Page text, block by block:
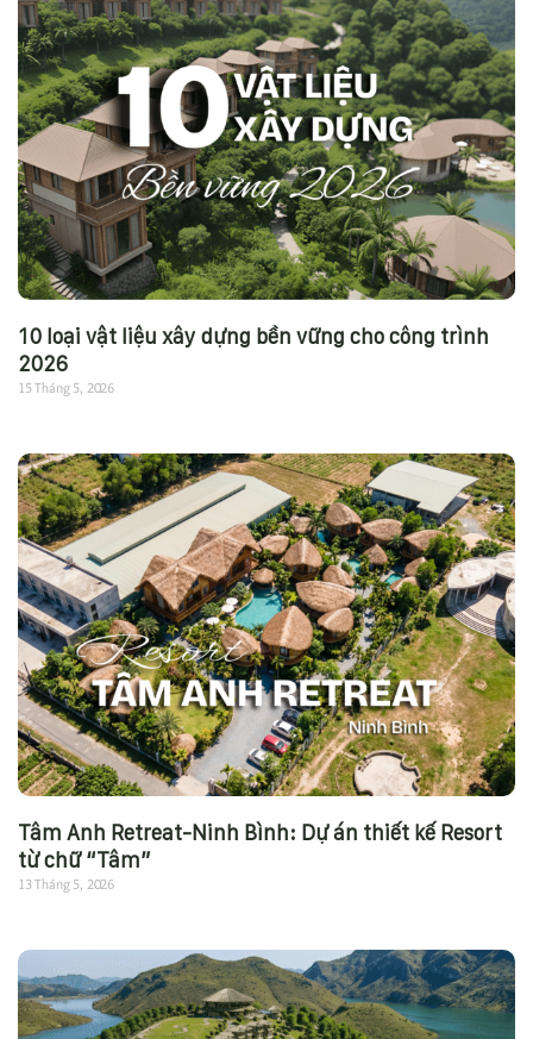
10 loại vật liệu xây dựng bền vững cho công trình
2026
15 Tháng 5, 2026
Tâm Anh Retreat-Ninh Bình: Dự án thiết kế Resort
từ chữ “Tâm”
13 Tháng 5, 2026